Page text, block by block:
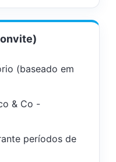
(baseado em
& Co -
períodos de